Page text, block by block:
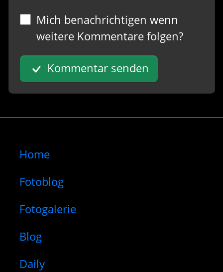
Mich benachrichtigen wenn
weitere Kommentare folgen?
Kommentar senden
Home
Fotoblog
Fotogalerie
Blog
Daily